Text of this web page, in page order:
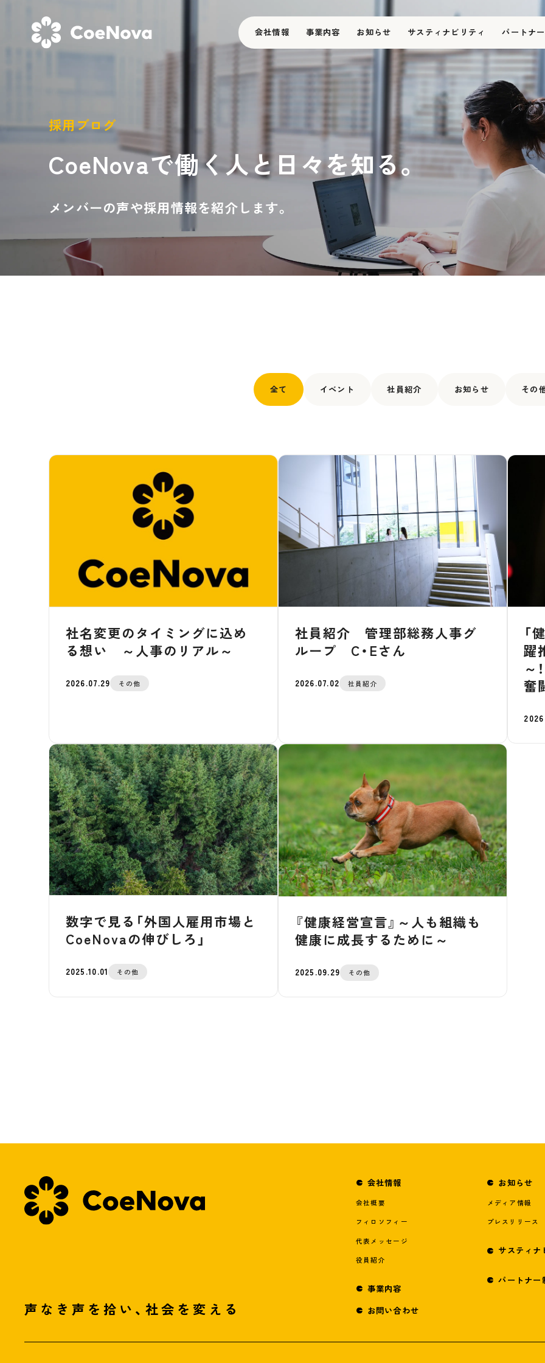
会社情報 事業内容 お知らせ サスティナビリティ パートナ
フィロソフィー
代表メッセージ
役員紹介
事業内容
採用情報
仕事とチーム
採用ブログ
CoeNovaで働く人と 日々を知る。
メンバーの声や採用情報を紹介します。
全て イベント 社員紹介 お知らせ その
社名変更のタイミングに込め
る想い ～人事のリアル～
2026.07.29 その他
社員紹介 管理部総務人事グ
ループ C・Eさん
2026.07.02 社員紹介
「
躍
～
奮
数字で見る「外国人雇用市場と
CoeNovaの伸びしろ」
2025.10.01 その他
『健康経営宣言』～人も組織も
健康に成長するために～
2025.09.29 その他
声なき声を拾い、社会を変える
会社情報
会社概要
フィロソフィー
代表メッセージ
役員紹介
事業内容
お知らせ
メディア情報
プレスリリース
サスティナ
パートナー
お問い合わせ